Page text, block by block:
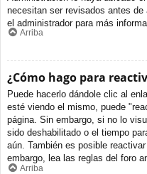
necesitan ser revisados antes
el administrador para más
Arriba
¿Cómo hago para
Puede hacerlo dándole clic al
esté viendo el mismo, puede
página. Sin embargo, si no lo
sido deshabilitado o el tiempo
aún. También es posible
embargo, lea las reglas del foro
Arriba